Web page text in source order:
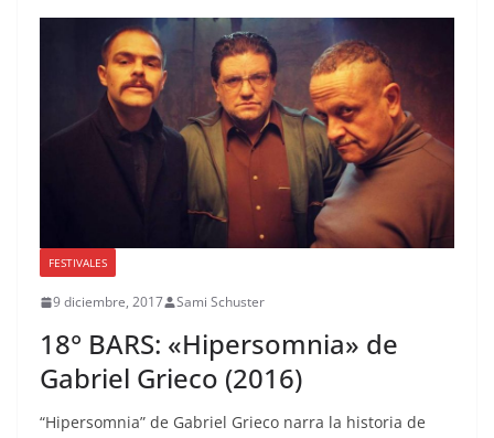
FESTIVALES
9 diciembre, 2017 Sami Schuster
18° BARS: «Hipersomnia» de
Gabriel Grieco (2016)
“Hipersomnia” de Gabriel Grieco narra la historia de